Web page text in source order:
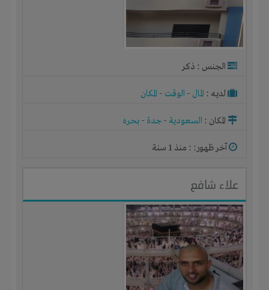
الجنس : ذكر
لديـه : المال - الوقت - المكان
المكان : السعودية - جدة - بحره
آخر ظهور: : منذ 1 سنة
علاء شافع